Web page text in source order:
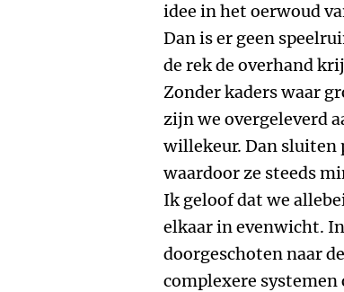
idee in het oerwoud
Dan is er geen
de rek de overhand
Zonder kaders waar
zijn we overgeleverd
willekeur. Dan sluiten
waardoor ze steeds
Ik geloof dat we
elkaar in evenwicht.
doorgeschoten naar
complexere